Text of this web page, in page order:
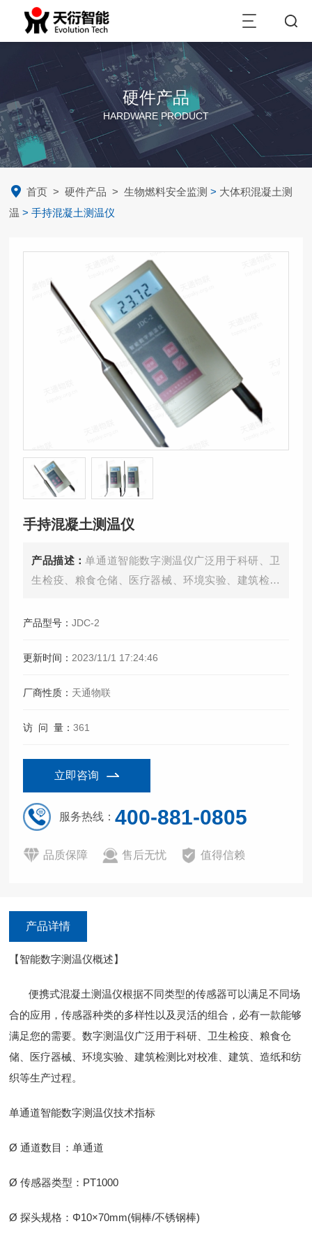
硬件产品
HARDWARE PRODUCT
首页 >硬件产品 >生物燃料安全监测 > 大体积混凝土测
温 > 手持混凝土测温仪
手持混凝土测温仪
产品描述：单通道智能数字测温仪广泛用于科研、卫
生检疫、粮食仓储、医疗器械、环境实验、建筑检测
产品型号：JDC-2
更新时间： 2023/11/1 17:24:46
厂商性质： 天通物联
访 问 量：361
立即咨询
服务热线：400-881-0805
品质保障 售后无忧 值得信赖
产品详情
【智能数字测温仪概述】
便携式混凝土测温仪根据不同类型的传感器可以满足不同场
合的应用，传感器种类的多样性以及灵活的组合，必有一款能够
满足您的需要。数字测温仪广泛用于科研、卫生检疫、粮食仓
储、医疗器械、环境实验、建筑检测比对校准、建筑、造纸和纺
织等生产过程。
单通道智能数字测温仪技术指标
Ø 通道数目：单通道
Ø 传感器类型：PT1000
Ø 探头规格：Φ10×70mm(铜棒/不锈钢棒)